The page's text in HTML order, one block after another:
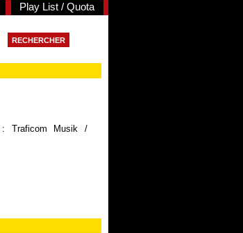
Play List / Quota
: Traficom Musik /